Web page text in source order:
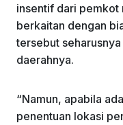
insentif dari pemkot
berkaitan dengan
tersebut
daerahnya.
“Namun, apabila
penentuan lokasi